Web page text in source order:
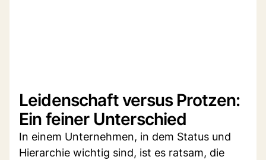
Leidenschaft versus Protzen:
Ein feiner Unterschied
In einem Unternehmen, in dem Status und
Hierarchie wichtig sind, ist es ratsam, die